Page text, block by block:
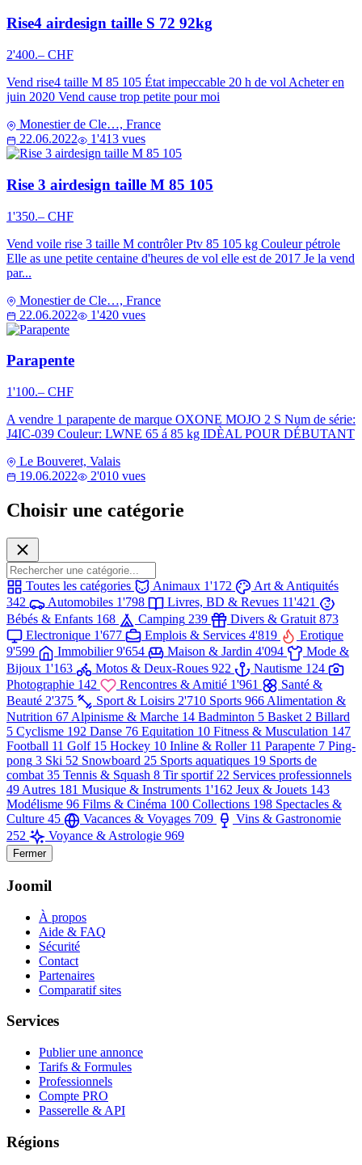
Rise4 airdesign taille S 72 92kg
2'400.– CHF
Vend rise4 taille M 85 105 État impeccable 20 h de vol Acheter en
juin 2020 Vend cause trop petite pour moi
Monestier de Cle…, France
22.06.2022
1'413 vues
Rise 3 airdesign taille M 85 105
1'350.– CHF
Vend voile rise 3 taille M contrôler Ptv 85 105 kg Couleur pétrole
Elle as une petite centaine d'heures de vol elle est de 2017 Je la vend
par...
Monestier de Cle…, France
22.06.2022
1'420 vues
Parapente
1'100.– CHF
A vendre 1 parapente de marque OXONE MOJO 2 S Num de série:
J4IC-039 Couleur: LWNE 65 á 85 kg IDÈAL POUR DÉBUTANT
Le Bouveret, Valais
19.06.2022
2'010 vues
Choisir une catégorie
Toutes les catégories Animaux 1'172
Art & Antiquités
342
Automobiles 1'798 Livres, BD & Revues 11'421
Bébés & Enfants 168 Camping 239 Divers & Gratuit 873
Electronique 1'677 Emplois & Services 4'819
Erotique
9'599
Immobilier 9'654 Maison & Jardin 4'094
Mode &
Bijoux 1'163 Motos & Deux-Roues 922 Nautisme 124
Photographie 142 Rencontres & Amitié 1'961
Santé &
Beauté 2'375 Sport & Loisirs 2'710 Sports 966 Alimentation &
Nutrition 67Alpinisme & Marche 14 Badminton 5 Basket 2 Billard
5 Cyclisme 192 Danse 76 Equitation 10 Fitness & Musculation 147
Football 11 Golf 15 Hockey 10 Inline & Roller 11 Parapente 7 Ping-
pong 3 Ski 52 Snowboard 25 Sports aquatiques 19 Sports de
combat 35 Tennis & Squash 8 Tir sportif 22 Services professionnels
49Autres 181 Musique & Instruments 1'162 Jeux & Jouets 143
Modélisme 96 Films & Cinéma 100 Collections 198 Spectacles &
Culture 45 Vacances & Voyages 709
Vins & Gastronomie
252
Voyance & Astrologie 969
Fermer
Joomil
À propos
Aide & FAQ
Sécurité
Contact
Partenaires
Comparatif sites
Services
Publier une annonce
Tarifs & Formules
Professionnels
Compte PRO
Passerelle & API
Régions